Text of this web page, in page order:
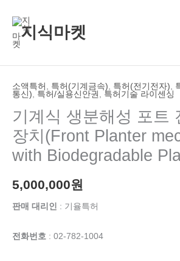
건
지식마켓
소액특허 , 특허(기계금속), 특허(전기전자),
통신), 특허/실용신안권 , 특허기술 라이센싱
기계식 생분해성 포트
장치(Front Planter
with Biodegradable
5,000,000원
판매 대리인 : 기율특허
전화번호 : 02-782-1004